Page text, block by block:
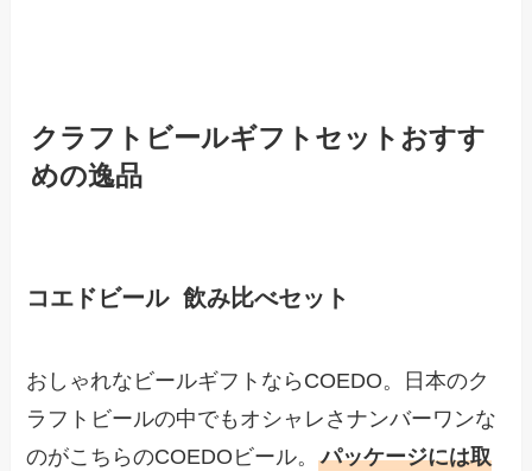
クラフトビールギフトセットおすす
めの逸品
コエドビール 飲み比べセット
おしゃれなビールギフトならCOEDO。日本のク
ラフトビールの中でもオシャレさナンバーワンな
のがこちらのCOEDOビール。パッケージには取